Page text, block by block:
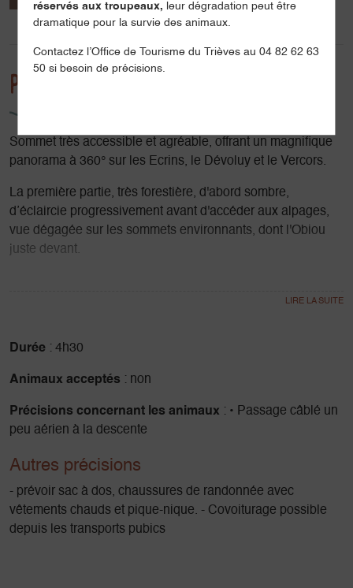
Localisation
Présentation
Sommet très accessible et agréable, offrant un magnifique
panorama à 360° sur les Ecrins, le Dévoluy et le Vercors.
La première partie, très forestière, d'abord sombre,
d’éclaircie progressivement avant d'accéder aux alpages,
vue dégagée sur les sommets environnants, dont l'Obiou
juste devant.
Le dôme sommital est très confortable, il permet de prendre
d’orientation d’où on aperçoit le Vercors, le Trièves et les
rocheux, puis à nouveau une belle forêt de mélèzes.
Dénivelé 660m
Durée : 4h30
Animaux acceptés : non
Précisions concernant les animaux : • Passage câblé un
peu aérien à la descente
Autres précisions
- prévoir sac à dos, chaussures de randonnée avec
vêtements chauds et pique-nique. - Covoiturage possible
depuis les transports pubics
réservés aux troupeaux, leur dégradation peut être
dramatique pour la survie des animaux.
Contactez l’Office de Tourisme du Trièves au 04 82 62 63
50 si besoin de précisions.